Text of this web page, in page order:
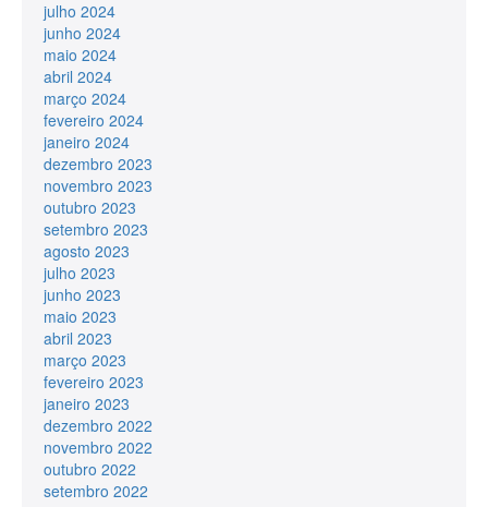
julho 2024
junho 2024
maio 2024
abril 2024
março 2024
fevereiro 2024
janeiro 2024
dezembro 2023
novembro 2023
outubro 2023
setembro 2023
agosto 2023
julho 2023
junho 2023
maio 2023
abril 2023
março 2023
fevereiro 2023
janeiro 2023
dezembro 2022
novembro 2022
outubro 2022
setembro 2022